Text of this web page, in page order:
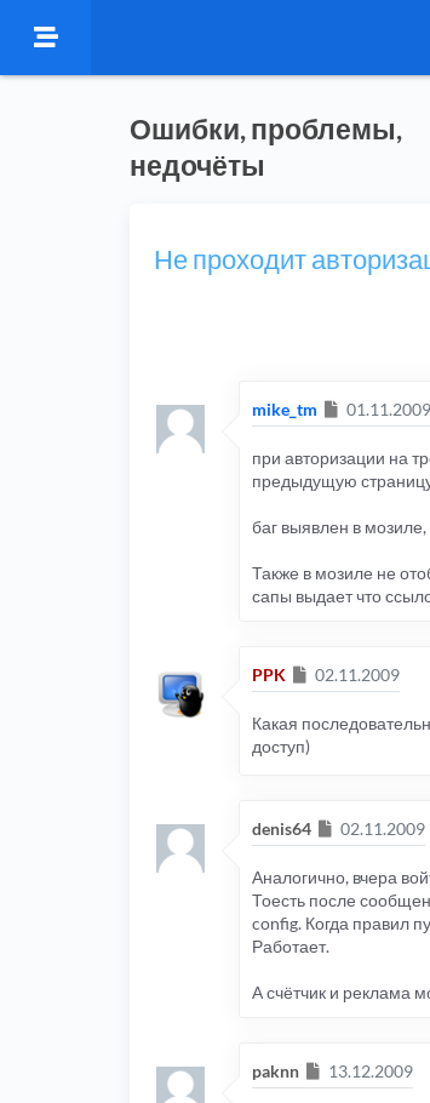
Ошибки, проблемы,
недочёты
Не проходит
mike_tm Сообщение
01.11.2009
при авторизации на
предыдущую
баг выявлен в
Также в мозиле не
сапы выдает что
PPK Сообщение
02.11.2009
Какая
доступ)
denis64 Сообщение
02.11.2009
Аналогично, вчера
Тоесть после
config. Когда правил
Работает.
А счётчик и реклама
paknn Сообщение
13.12.2009